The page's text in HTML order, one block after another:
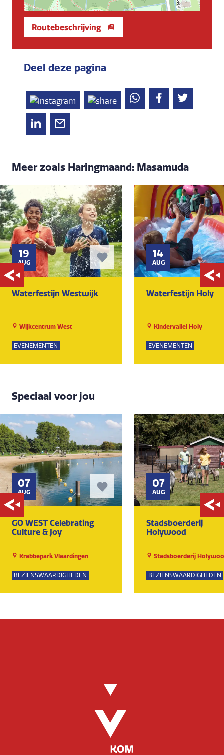
Routebeschrijving
Deel deze pagina
Meer zoals Haringmaand: Masamuda
19
AUG
Waterfestijn Westwijk
Wijkcentrum West
EVENEMENTEN
14
AUG
Waterfestijn Holy
Kindervallei Holy
EVENEMENTEN
Speciaal voor jou
07
AUG
GO WEST Celebrating
Culture & Joy
Krabbepark Vlaardingen
BEZIENSWAARDIGHEDEN
07
AUG
Stadsboerderij
Holywood
Stadsboerderij
BEZIENSWAARDIGHEDEN